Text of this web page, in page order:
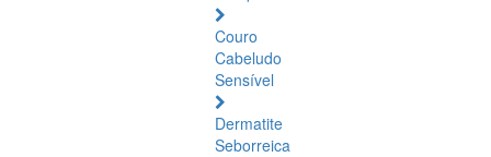
Couro
Cabeludo
Sensível
Dermatite
Seborreica